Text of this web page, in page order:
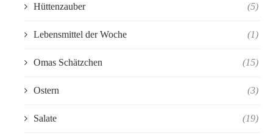
Hüttenzauber (5)
Lebensmittel der Woche (1)
Omas Schätzchen (15)
Ostern (3)
Salate (19)